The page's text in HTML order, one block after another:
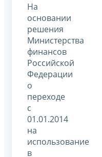
На
основании
решения
Министерства
финансов
Российской
Федерации
о
переходе
с
01.01.2014
на
использование
в